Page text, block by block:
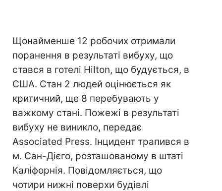
Щонайменше 12 робочих отримали
поранення в результаті вибуху, що
стався в готелі Hilton, що будується, в
США. Стан 2 людей оцінюється як
критичний, ще 8 перебувають у
важкому стані. Пожежі в результаті
вибуху не виникло, передає
Associated Press. Інцидент трапився в
м. Сан-Дієго, розташованому в штаті
Каліфорнія. Повідомляється, що
чотири нижні поверхи будівлі